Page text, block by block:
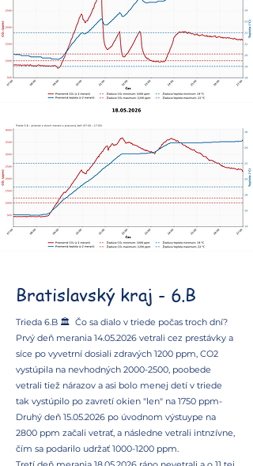
Bratislavský kraj - 6.B
Trieda 6.B 🏛️ Čo sa dialo v triede počas troch dní?
Prvý deň merania 14.05.2026 vetrali cez prestávky a
síce po vyvetrní dosiali zdravých 1200 ppm, CO2
vystúpila na nevhodných 2000-2500, poobede
vetrali tiež nárazov a asi bolo menej detí v triede
tak vystúpilo po zavretí okien "len" na 1750 ppm-
Druhý deň 15.05.2026 po úvodnom výstuype na
2800 ppm začali vetrať, a následne vetrali intnzívne,
čím sa podarilo udržať 1000-1200 ppm.